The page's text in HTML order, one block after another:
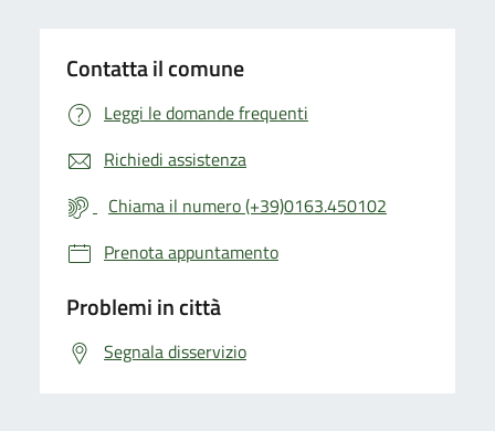
Contatta il comune
Leggi le domande frequenti
Richiedi assistenza
Chiama il numero (+39)0163.450102
Prenota appuntamento
Problemi in città
Segnala disservizio